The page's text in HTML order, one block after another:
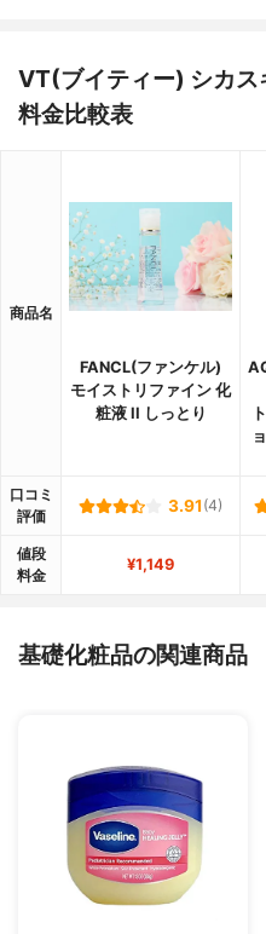
VT(ブイティー) シカス
料金比較表
商品名
FANCL(ファンケル)
モイストリファイン 化
粧液 II しっとり
口コミ
評価
3.91 (4)
値段
料金
¥1,149
基礎化粧品の関連商品